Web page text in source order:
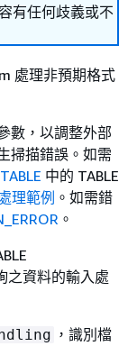
有任何歧義或不
處理非預期格式
數，以調整外部
掃描錯誤。如需
中的 TABLE
理範例 。如需錯
。
之資料的輸入處
，識別檔